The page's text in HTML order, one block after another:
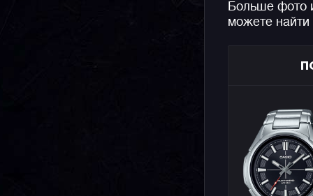
Больше фото
можете